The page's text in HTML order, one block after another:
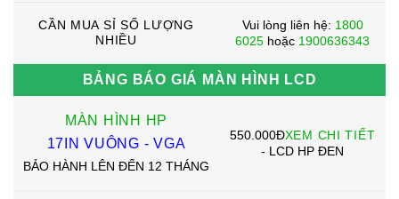
CẦN MUA SỈ SỐ LƯỢNG
NHIỀU
Vui lòng liên hệ: 1800
6025 hoặc 1900636343
BẢNG BÁO GIÁ MÀN HÌNH LCD
MÀN HÌNH HP
17IN VUÔNG - VGA
BẢO HÀNH LÊN ĐẾN 12 THÁNG
550.000ĐXEM CHI TIẾT
- LCD HP ĐEN